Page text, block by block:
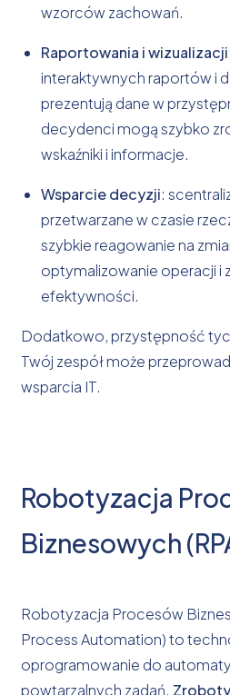
wzorców zachowań.
Raportowania i wizualizacji
interaktywnych raportów i
prezentują dane w
decydenci mogą szybko
wskaźniki i informacje.
Wsparcie decyzji:
przetwarzane w czasie
szybkie reagowanie na
optymalizowanie operacji i
efektywności.
Dodatkowo, przystępność
Twój zespół może
wsparcia IT.
Robotyzacja
Biznesowych
Robotyzacja Procesów
Process Automation) to
oprogramowanie do
powtarzalnych zadań.